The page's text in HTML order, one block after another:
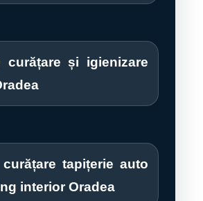
și igienizare
tapițerie auto
interior Oradea